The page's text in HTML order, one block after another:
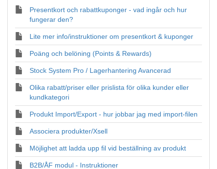
Presentkort och rabattkuponger - vad ingår och hur
fungerar den?
Lite mer info/instruktioner om presentkort & kuponger
Poäng och belöning (Points & Rewards)
Stock System Pro / Lagerhantering Avancerad
Olika rabatt/priser eller prislista för olika kunder eller
kundkategori
Produkt Import/Export - hur jobbar jag med import-filen
Associera produkter/Xsell
Möjlighet att ladda upp fil vid beställning av produkt
B2B/ÅF modul - Instruktioner